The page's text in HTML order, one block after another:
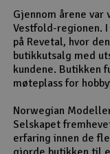
Gjennom årene
Vestfold-regionen.
på Revetal, hvor
butikkutsalg med
kundene. Butikken
møteplass for
Norwegian
Selskapet
erfaring innen de